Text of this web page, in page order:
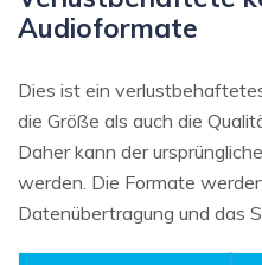
Audioformate
Dies ist ein
die Größe als auch die
Daher kann der
werden. Die Formate
Datenübertragung und das